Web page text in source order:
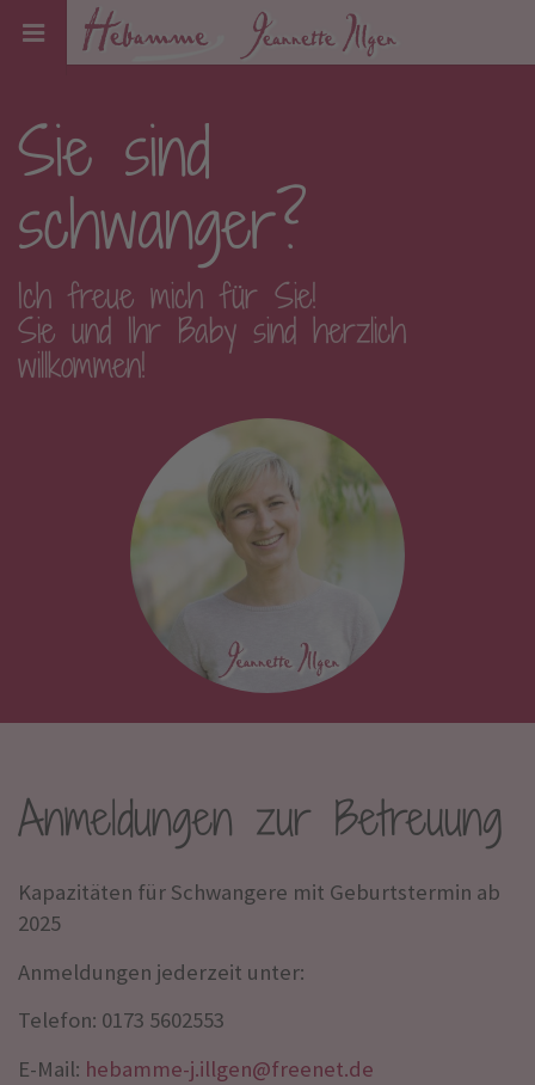
Sie sind
schwanger?
Ich freue mich für Sie!
Sie und Ihr Baby sind herzlich
willkommen!
Anmeldungen zur Betreuung
Kapazitäten für Schwangere mit Geburtstermin ab
2025
Anmeldungen jederzeit unter:
Telefon: 0173 5602553
E-Mail: hebamme-j.illgen@freenet.de